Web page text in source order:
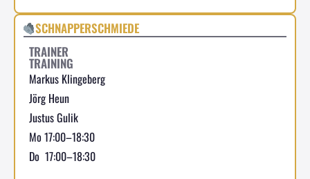
SCHNAPPERSCHMIEDE
TRAINER
TRAINING
Markus Klingeberg
Jörg Heun
Justus Gulik
Mo 17:00–18:30
Do 17:00–18:30